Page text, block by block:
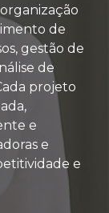
de
gestão de
de
projeto
e
e
e